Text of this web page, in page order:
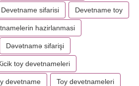
Devetname sifarisi Devetname toy
hazirlanmasi
Dəvətnamə sifarişi
toy devetnameleri
devetname Toy devetnameleri